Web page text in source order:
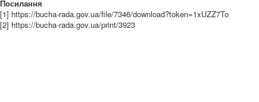
Посилання
[1] https://bucha-rada.gov.ua/file/7346/download?token=1xUZZ7To
[2] https://bucha-rada.gov.ua/print/3923